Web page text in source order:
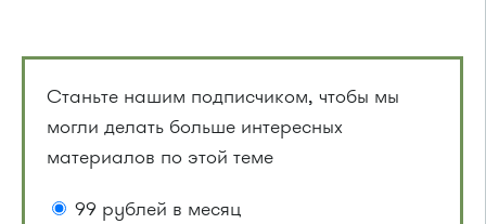
Станьте нашим подписчиком, чтобы мы
могли делать больше интересных
материалов по этой теме
99 рублей в месяц